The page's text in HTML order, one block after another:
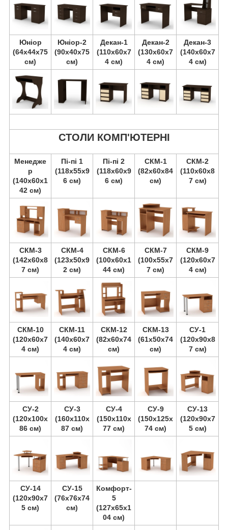
Юніор
(64х44х75
см)
Юніор-2
(90х40х75
см)
Декан-1
(110х60х7
4 см)
Декан-2
(130х60х7
4 см)
Декан-3
(140х60х7
4 см)
СТОЛИ КОМП'ЮТЕРНІ
Менедже
р
(140х60х1
42 см)
Пі-пі 1
(118х55х9
6 см)
Пі-пі 2
(118х60х9
6 см)
СКМ-1
(82х60х84
см)
СКМ-2
(110х60х8
7 см)
СКМ-3
(142х60х8
7 см)
СКМ-4
(123х50х9
2 см)
СКМ-6
(100х60х1
44 см)
СКМ-7
(100х55х7
7 см)
СКМ-9
(120х60х7
4 см)
СКМ-10
(120х60х7
4 см)
СКМ-11
(140х60х7
4 см)
СКМ-12
(82х60х74
см)
СКМ-13
(61х50х74
см)
СУ-1
(120х90х8
7 см)
СУ-2
(120х100х
86 см)
СУ-3
(160х110х
87 см)
СУ-4
(150х110х
77 см)
СУ-9
(150х125х
74 см)
СУ-13
(120х90х7
5 см)
СУ-14
(120х90х7
5 см)
СУ-15
(76х76х74
см)
Комфорт-
5
(127х65х1
04 см)